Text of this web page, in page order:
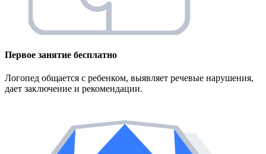
Первое занятие бесплатно
Логопед общается с ребенком, выявляет речевые нарушения,
дает заключение и рекомендации.